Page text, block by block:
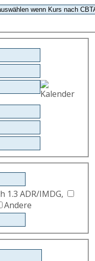
1.3 ADR/IMDG,
Andere